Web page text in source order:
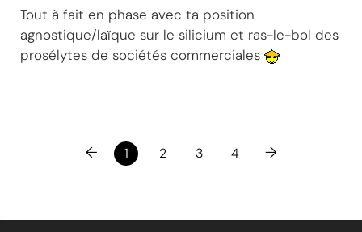
Tout à fait en phase avec ta position
agnostique/laïque sur le silicium et ras-le-bol des
prosélytes de sociétés commerciales
← 1 2 3 4 →